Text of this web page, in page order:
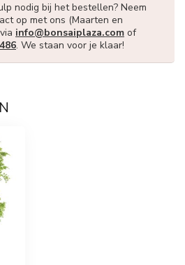
nodig bij het bestellen? Neem
op met ons (Maarten en
info@bonsaiplaza.com of
. We staan voor je klaar!